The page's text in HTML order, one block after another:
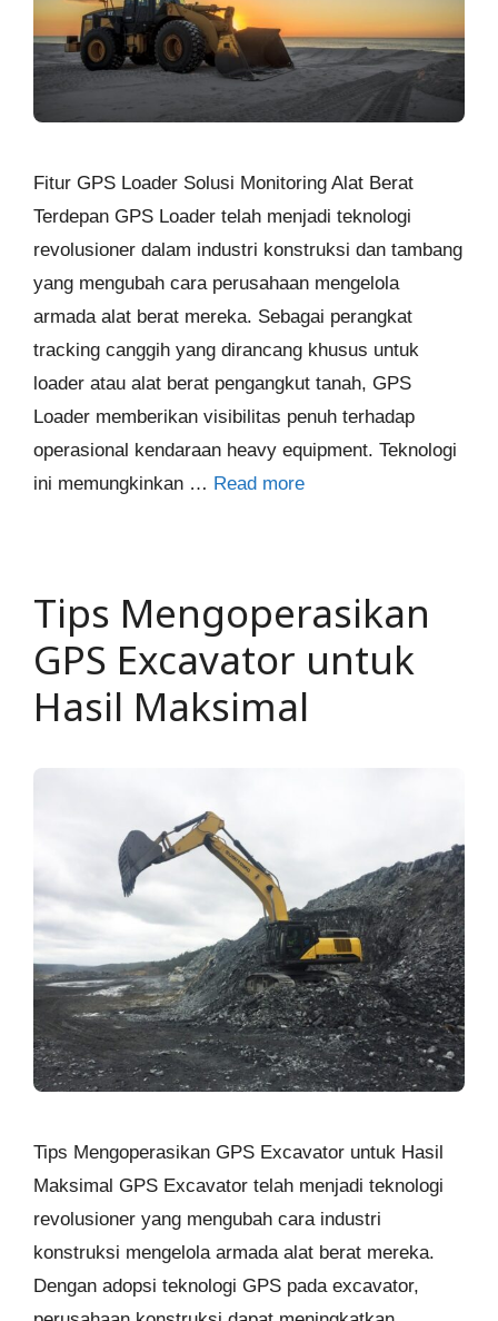
Fitur GPS Loader Solusi Monitoring Alat Berat
Terdepan GPS Loader telah menjadi teknologi
revolusioner dalam industri konstruksi dan tambang
yang mengubah cara perusahaan mengelola
armada alat berat mereka. Sebagai perangkat
tracking canggih yang dirancang khusus untuk
loader atau alat berat pengangkut tanah, GPS
Loader memberikan visibilitas penuh terhadap
operasional kendaraan heavy equipment. Teknologi
ini memungkinkan … Read more
Tips Mengoperasikan
GPS Excavator untuk
Hasil Maksimal
Tips Mengoperasikan GPS Excavator untuk Hasil
Maksimal GPS Excavator telah menjadi teknologi
revolusioner yang mengubah cara industri
konstruksi mengelola armada alat berat mereka.
Dengan adopsi teknologi GPS pada excavator,